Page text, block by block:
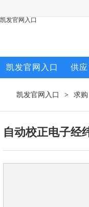
凯发官网入口
凯发官网入口 供应
凯发官网入口 > 求购
自动校正电子经